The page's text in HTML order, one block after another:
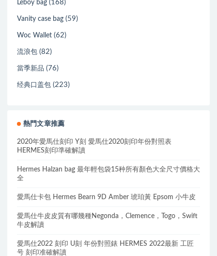
Leboy bag (168)
Vanity case bag (59)
Woc Wallet (62)
流浪包 (82)
當季新品 (76)
经典口盖包 (223)
熱門文章推薦
2020年愛馬仕刻印 Y刻 愛馬仕2020刻印年份對照表
HERMES刻印準確解讀
Hermes Halzan bag 最年輕包袋15种所有顏色大全尺寸價格大
全
愛馬仕卡包 Hermes Bearn 9D Amber 琥珀黃 Epsom 小牛皮
愛馬仕牛皮皮質有哪幾種Negonda，Clemence，Togo，Swift
牛皮解讀
愛馬仕2022 刻印 U刻 年份對照錶 HERMES 2022最新 工匠
号 刻印准確解讀